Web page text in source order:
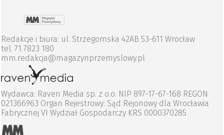
Redakcje i biura: ul. Strzegomska 42AB 53-611 Wrocław
tel. 71 7823 180
mm.redakcja@magazynprzemyslowy.pl
Wydawca: Raven Media sp. z o.o. NIP 897-17-67-168 REGON
021366963 Organ Rejestrowy: Sąd Rejonowy dla Wrocławia
Fabrycznej VI Wydział Gospodarczy KRS 0000370285